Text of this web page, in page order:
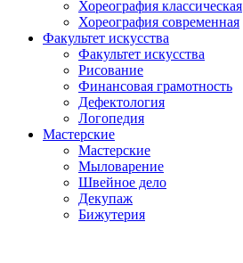
Хореография классическая
Хореография современная
Факультет искусства
Факультет искусства
Рисование
Финансовая грамотность
Дефектология
Логопедия
Мастерские
Мастерские
Мыловарение
Швейное дело
Декупаж
Бижутерия